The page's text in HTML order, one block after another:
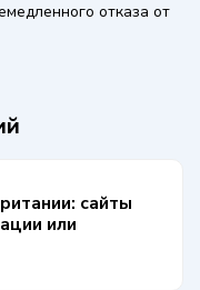
отказа от
сайты
или